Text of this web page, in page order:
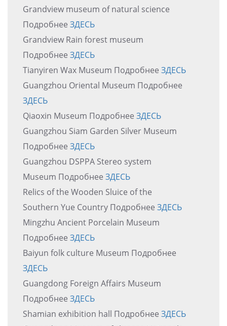
Grandview museum of natural science
Подробнее ЗДЕСЬ
Grandview Rain forest museum
Подробнее ЗДЕСЬ
Tianyiren Wax Museum Подробнее ЗДЕСЬ
Guangzhou Oriental Museum Подробнее
ЗДЕСЬ
Qiaoxin Museum Подробнее ЗДЕСЬ
Guangzhou Siam Garden Silver Museum
Подробнее ЗДЕСЬ
Guangzhou DSPPA Stereo system
Museum Подробнее ЗДЕСЬ
Relics of the Wooden Sluice of the
Southern Yue Country Подробнее ЗДЕСЬ
Mingzhu Ancient Porcelain Museum
Подробнее ЗДЕСЬ
Baiyun folk culture Museum Подробнее
ЗДЕСЬ
Guangdong Foreign Affairs Museum
Подробнее ЗДЕСЬ
​Shamian exhibition hall Подробнее ЗДЕСЬ